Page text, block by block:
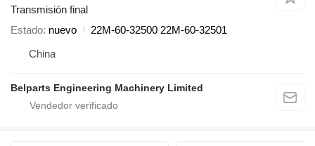
Transmisión final
Estado nuevo
22M-60-32500 22M-60-32501
China
Belparts Engineering Machinery Limited